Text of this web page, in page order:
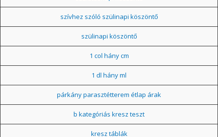
szívhez szóló szülinapi köszöntő
szülinapi köszöntő
1 col hány cm
1 dl hány ml
párkány parasztétterem étlap árak
b kategóriás kresz teszt
kresz táblák